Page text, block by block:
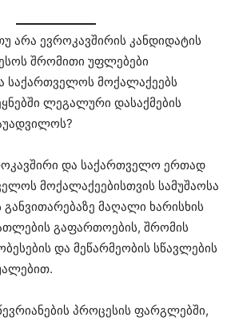
არა ევროკავშირის კანდიდატის
შრომითი უფლებები
საქართველოს მოქალაქეებს
ლეგალური დასაქმების
და საქართველო ერთად
მოქალაქეებისთვის სამუშაოსა
მაღალი ხარისხის
გაფართოების, შრომის
და მეწარმეობის სწავლების
პროცესის ფარგლებში,